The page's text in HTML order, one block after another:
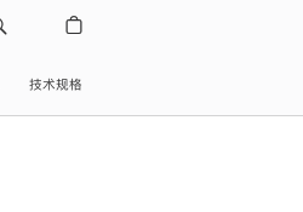
技术规格